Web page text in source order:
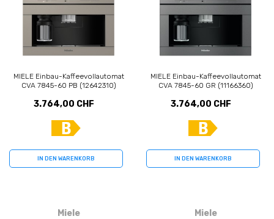
MIELE Einbau-Kaffeevollautomat
CVA 7845-60 PB (12642310)
3.764,00 CHF
IN DEN WARENKORB
MIELE Einbau-Kaffeevollautomat
CVA 7845-60 GR (11166360)
3.764,00 CHF
IN DEN WARENKORB
Miele Miele